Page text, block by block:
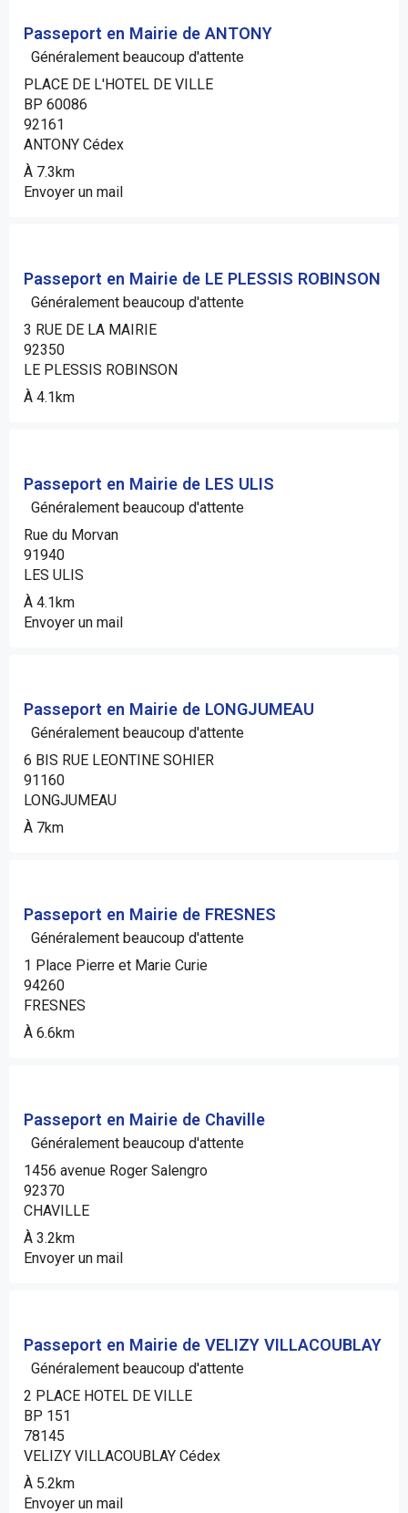
Passeport en Mairie de ANTONY
Généralement beaucoup d'attente
PLACE DE L'HOTEL DE VILLE
BP 60086
92161
ANTONY Cédex
À 7.3km
Envoyer un mail
Passeport en Mairie de LE PLESSIS ROBINSON
Généralement beaucoup d'attente
3 RUE DE LA MAIRIE
92350
LE PLESSIS ROBINSON
À 4.1km
Passeport en Mairie de LES ULIS
Généralement beaucoup d'attente
Rue du Morvan
91940
LES ULIS
À 4.1km
Envoyer un mail
Passeport en Mairie de LONGJUMEAU
Généralement beaucoup d'attente
6 BIS RUE LEONTINE SOHIER
91160
LONGJUMEAU
À 7km
Passeport en Mairie de FRESNES
Généralement beaucoup d'attente
1 Place Pierre et Marie Curie
94260
FRESNES
À 6.6km
Passeport en Mairie de Chaville
Généralement beaucoup d'attente
1456 avenue Roger Salengro
92370
CHAVILLE
À 3.2km
Envoyer un mail
Passeport en Mairie de VELIZY VILLACOUBLAY
Généralement beaucoup d'attente
2 PLACE HOTEL DE VILLE
BP 151
78145
VELIZY VILLACOUBLAY Cédex
À 5.2km
Envoyer un mail